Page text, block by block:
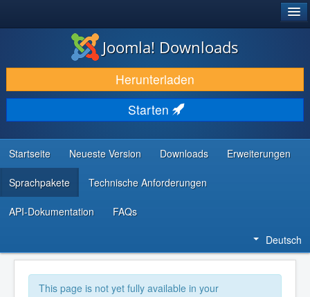
DOWNLOAD & ERWEITERN
ENTDECKEN & LERNEN
COMMUNITY & SUPPORT
RESSOURCEN FÜR ENTWICKLER
Joomla! Downloads
Herunterladen
Starten
Startseite Neueste Version Downloads Erweiterungen
Sprachpakete Technische Anforderungen
API-Dokumentation FAQs
Deutsch
This page is not yet fully available in your